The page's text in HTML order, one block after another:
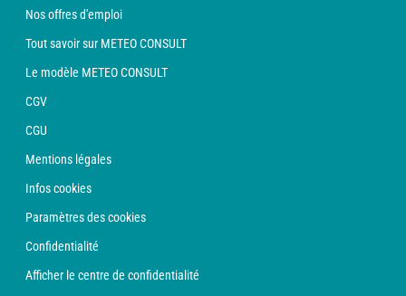
Nos offres d'emploi
Tout savoir sur METEO CONSULT
Le modèle METEO CONSULT
CGV
CGU
Mentions légales
Infos cookies
Paramètres des cookies
Confidentialité
Afficher le centre de confidentialité